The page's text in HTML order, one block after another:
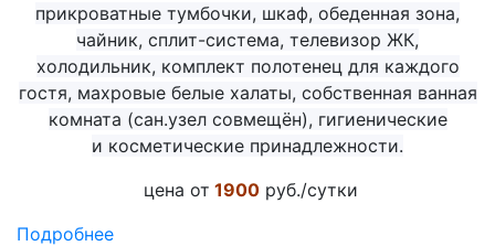
прикроватные тумбочки, шкаф, обеденная зона,
чайник, сплит-система, телевизор ЖК,
холодильник, комплект полотенец для каждого
гостя, махровые белые халаты, собственная ванная
комната (сан.узел совмещён), гигиенические
и косметические принадлежности.
цена от 1900руб./сутки
Подробнее